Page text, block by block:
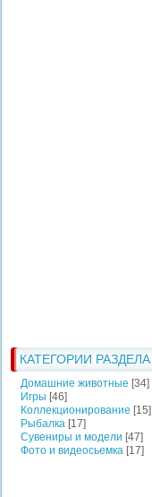
КАТЕГОРИИ РАЗДЕЛА
Домашние животные [34]
Игры [46]
Коллекционирование [15]
Рыбалка [17]
Сувениры и модели [47]
Фото и видеосьемка [17]